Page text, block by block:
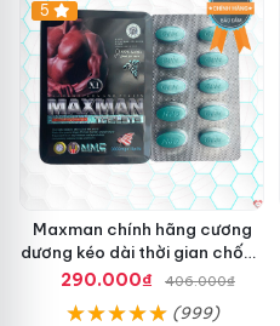
Hot
5
Maxman chính hãng cương
dương kéo dài thời gian chống
xuất tinh sớm hộp 10 viên
290.000₫ 406.000₫
(999)